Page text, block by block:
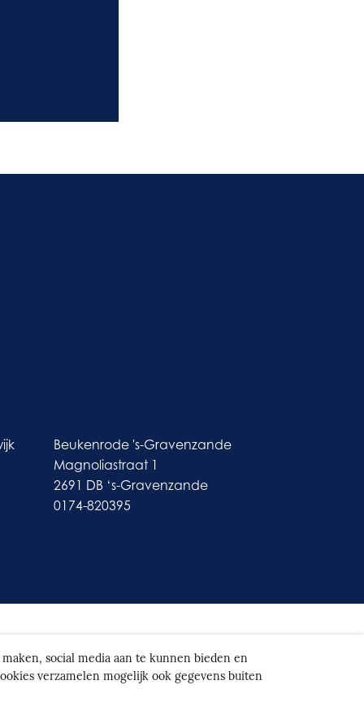
Beukenrode 's-Gravenzande
Magnoliastraat 1
2691 DB ‘s-Gravenzande
0174-820395
|Privacybeleid
social media aan te kunnen bieden en
verzamelen mogelijk ook gegevens buiten